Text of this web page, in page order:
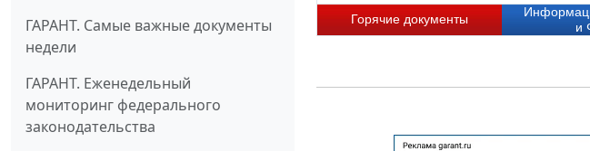
ГАРАНТ. Самые важные документы
недели
ГАРАНТ. Еженедельный
мониторинг федерального
законодательства
Горячие документы
и